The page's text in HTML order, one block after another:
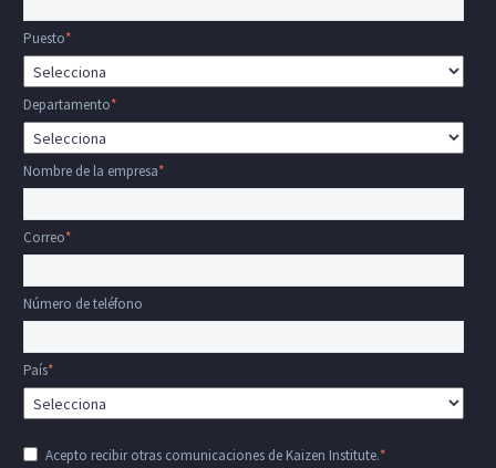
Puesto*
Departamento*
Nombre de la empresa*
Correo*
Número de teléfono
País*
Acepto recibir otras comunicaciones de Kaizen Institute.*